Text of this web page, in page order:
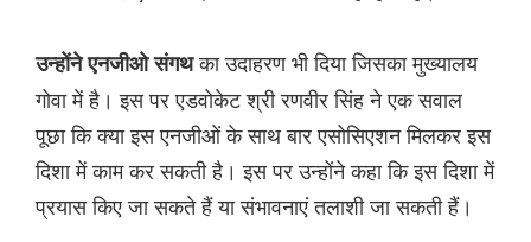
उन्होंने एनजीओ संगथका उदाहरण भी दिया जिसका मुख्यालय
गोवा में है। इस पर एडवोकेट श्री रणवीर सिंह ने एक सवाल
पूछा कि क्या इस एनजीओं के साथ बार एसोसिएशन मिलकर इस
दिशा में काम कर सकती है। इस पर उन्होंने कहा कि इस दिशा में
प्रयास किए जा सकते हैं या संभावनाएं तलाशी जा सकती हैं।